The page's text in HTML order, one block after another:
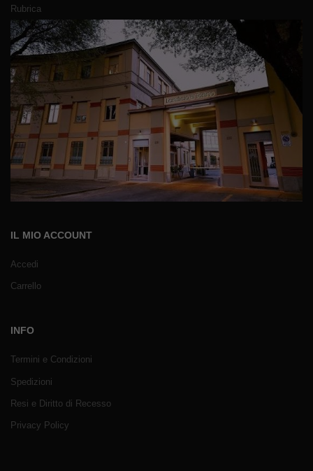
Rubrica
IL MIO ACCOUNT
Accedi
Carrello
INFO
Termini e Condizioni
Spedizioni
Resi e Diritto di Recesso
Privacy Policy